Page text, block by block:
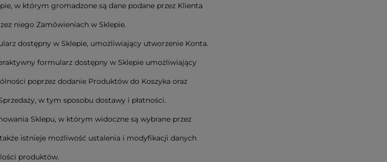
w którym gromadzone są dane podane przez Klienta
niego Zamówieniach w Sklepie.
dostępny w Sklepie, umożliwiający utworzenie Konta.
formularz dostępny w Sklepie umożliwiający
poprzez dodanie Produktów do Koszyka oraz
w tym sposobu dostawy i płatności.
Sklepu, w którym widoczne są wybrane przez
istnieje możliwość ustalenia i modyfikacji danych
produktów.